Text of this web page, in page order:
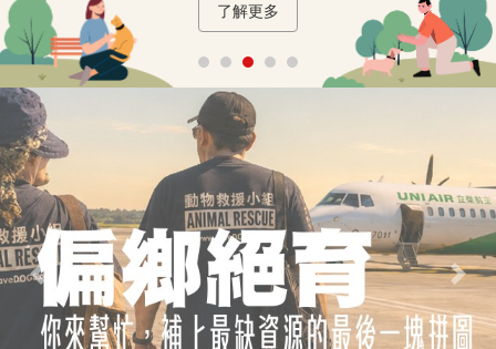
了解更多
Previous